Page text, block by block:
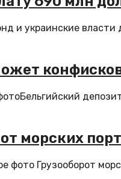
и украинские власти
морских
фото Грузооборот